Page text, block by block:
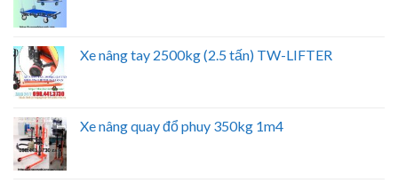
Xe nâng tay 2500kg (2.5 tấn) TW-LIFTER
Xe nâng quay đổ phuy 350kg 1m4